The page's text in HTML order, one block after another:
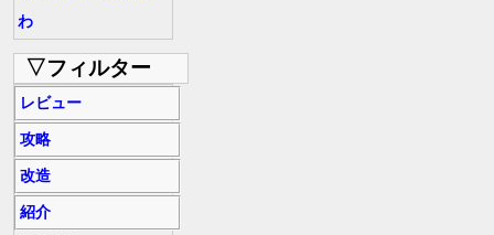
わ
▽フィルター
レビュー
攻略
改造
紹介